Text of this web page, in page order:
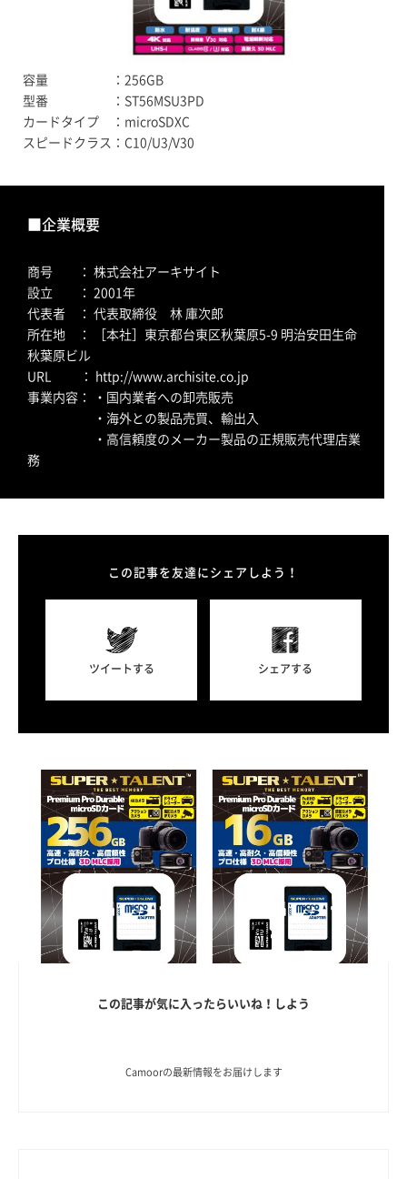
容量 ：256GB
型番 ：ST56MSU3PD
カードタイプ ：microSDXC
スピードクラス：C10/U3/V30
■企業概要
商号 ： 株式会社アーキサイト
設立 ： 2001年
代表者 ： 代表取締役 林 庫次郎
所在地 ： ［本社］東京都台東区秋葉原5-9 明治安田生命
秋葉原ビル
URL ： http://www.archisite.co.jp
事業内容： ・国内業者への卸売販売
・海外との製品売買、輸出入
・高信頼度のメーカー製品の正規販売代理店業
務
この記事を友達にシェアしよう！
ツイートする シェアする
この記事が気に入ったらいいね！しよう
Camoorの最新情報をお届けします